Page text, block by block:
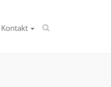
Kontakt